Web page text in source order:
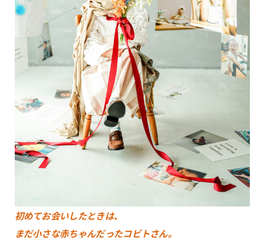
初めてお会いしたときは、
まだ小さな赤ちゃんだったコビトさん。